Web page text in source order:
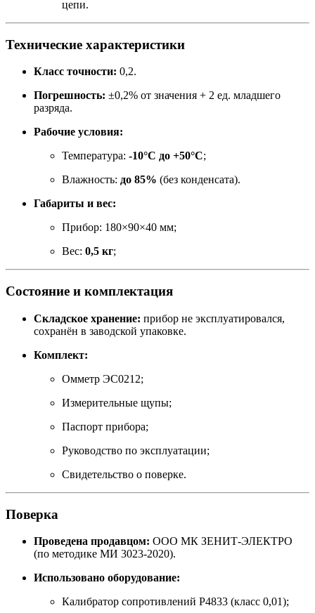
цепи.
Технические характеристики
Класс точности: 0,2.
Погрешность: ±0,2% от значения + 2 ед. младшего
разряда.
Рабочие условия:
Температура: -10°C до +50°C;
Влажность: до 85% (без конденсата).
Габариты и вес:
Прибор: 180×90×40 мм;
Вес: 0,5 кг;
Состояние и комплектация
Складское хранение: прибор не эксплуатировался,
сохранён в заводской упаковке.
Комплект:
Омметр ЭС0212;
Измерительные щупы;
Паспорт прибора;
Руководство по эксплуатации;
Свидетельство о поверке.
Поверка
Проведена продавцом: ООО МК ЗЕНИТ-ЭЛЕКТРО
(по методике МИ 3023-2020).
Использовано оборудование:
Калибратор сопротивлений Р4833 (класс 0,01);